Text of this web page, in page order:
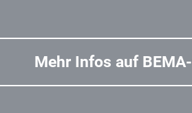
Mehr Infos auf